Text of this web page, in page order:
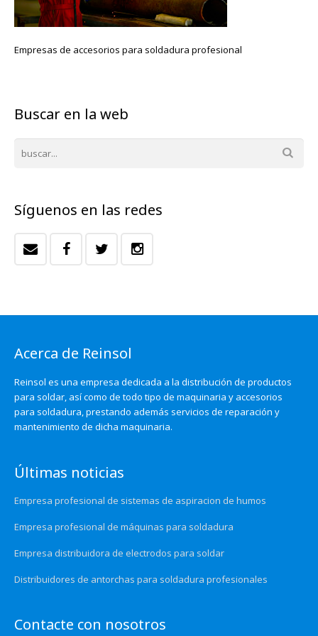
Empresas de accesorios para soldadura profesional
Buscar en la web
Síguenos en las redes
Acerca de Reinsol
Reinsol es una empresa dedicada a la distribución de productos
para soldar, así como de todo tipo de maquinaria y accesorios
para soldadura, prestando además servicios de reparación y
mantenimiento de dicha maquinaria.
Últimas noticias
Empresa profesional de sistemas de aspiracion de humos
Empresa profesional de máquinas para soldadura
Empresa distribuidora de electrodos para soldar
Distribuidores de antorchas para soldadura profesionales
Contacte con nosotros